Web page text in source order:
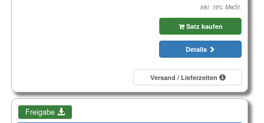
inkl. 19% MwSt.
Satz kaufen
Details
Versand / Lieferzeiten
Freigabe